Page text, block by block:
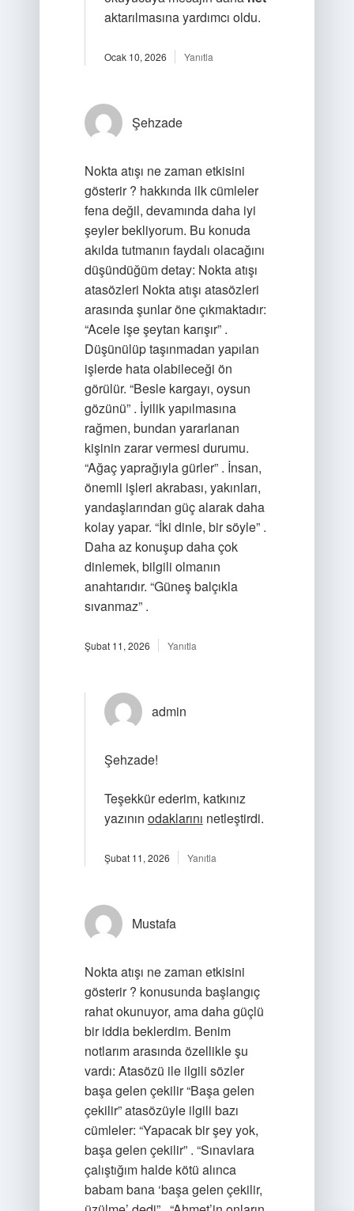
aktarılmasına yardımcı oldu.
Ocak 10, 2026 Yanıtla
Şehzade
Nokta atışı ne zaman etkisini
gösterir ? hakkında ilk cümleler
fena değil, devamında daha iyi
şeyler bekliyorum. Bu konuda
akılda tutmanın faydalı olacağını
düşündüğüm detay: Nokta atışı
atasözleri Nokta atışı atasözleri
arasında şunlar öne çıkmaktadır:
“Acele işe şeytan karışır” .
Düşünülüp taşınmadan yapılan
işlerde hata olabileceği ön
görülür. “Besle kargayı, oysun
gözünü” . İyilik yapılmasına
rağmen, bundan yararlanan
kişinin zarar vermesi durumu.
“Ağaç yaprağıyla gürler” . İnsan,
önemli işleri akrabası, yakınları,
yandaşlarından güç alarak daha
kolay yapar. “İki dinle, bir söyle” .
Daha az konuşup daha çok
dinlemek, bilgili olmanın
anahtarıdır. “Güneş balçıkla
sıvanmaz” .
Şubat 11, 2026 Yanıtla
admin
Şehzade!
Teşekkür ederim, katkınız
yazının odaklarını netleştirdi.
Şubat 11, 2026 Yanıtla
Mustafa
Nokta atışı ne zaman etkisini
gösterir ? konusunda başlangıç
rahat okunuyor, ama daha güçlü
bir iddia beklerdim. Benim
notlarım arasında özellikle şu
vardı: Atasözü ile ilgili sözler
başa gelen çekilir “Başa gelen
çekilir” atasözüyle ilgili bazı
cümleler: “Yapacak bir şey yok,
başa gelen çekilir” . “Sınavlara
çalıştığım halde kötü alınca
babam bana ‘başa gelen çekilir,